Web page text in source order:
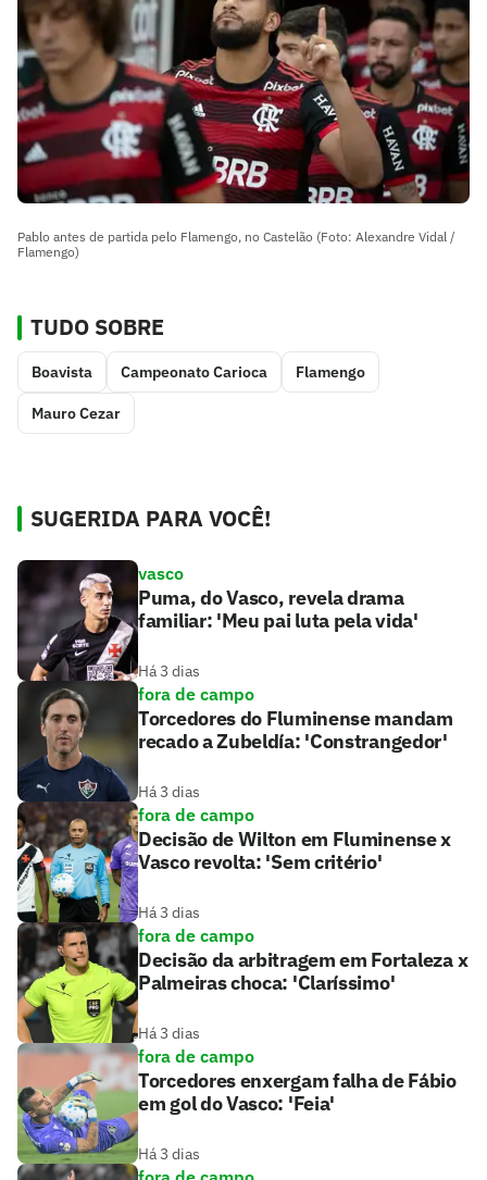
Pablo antes de partida pelo Flamengo, no Castelão (Foto: Alexandre Vidal /
Flamengo)
TUDO SOBRE
Boavista Campeonato Carioca Flamengo
Mauro Cezar
SUGERIDA PARA VOCÊ!
vasco
Puma, do Vasco, revela drama
familiar: 'Meu pai luta pela vida'
Há 3 dias
fora de campo
Torcedores do Fluminense mandam
recado a Zubeldía: 'Constrangedor'
Há 3 dias
fora de campo
Decisão de Wilton em Fluminense x
Vasco revolta: 'Sem critério'
Há 3 dias
fora de campo
Decisão da arbitragem em Fortaleza x
Palmeiras choca: 'Claríssimo'
Há 3 dias
fora de campo
Torcedores enxergam falha de Fábio
em gol do Vasco: 'Feia'
Há 3 dias